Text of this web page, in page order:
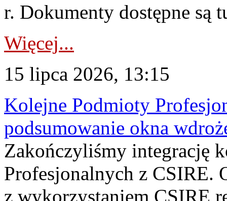
r. Dokumenty dostępne są
Więcej...
15 lipca 2026, 13:15
Kolejne Podmioty
podsumowanie okna
Zakończyliśmy integrację
Profesjonalnych z CSIRE.
z wykorzystaniem CSIRE